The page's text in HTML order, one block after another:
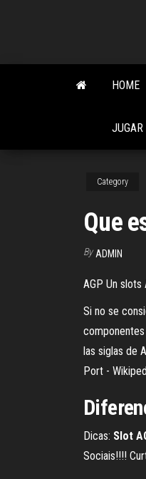
content
HOME
Category
Que
By ADMIN
AGP Un
Si no se
componentes
las siglas de
Port -
Dicas: Slot
Sociais!!!!